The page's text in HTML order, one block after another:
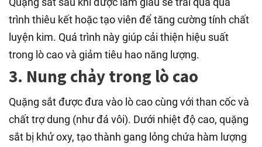
trình thiêu kết hoặc tạo viên để tăng cường tính chất
luyện kim. Quá trình này giúp cải thiện hiệu suất
trong lò cao và giảm tiêu hao năng lượng.
3. Nung chảy trong lò cao
Quặng sắt được đưa vào lò cao cùng với than cốc và
chất trợ dung (như đá vôi). Dưới nhiệt độ cao, quặng
sắt bị khử oxy, tạo thành gang lỏng chứa hàm lượng